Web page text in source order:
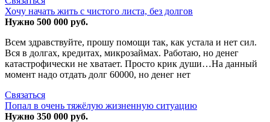
Хочу начать жить с чистого листа, без долгов
Нужно 500 000 руб.
Всем здравствуйте, прошу помощи так, как устала и нет сил.
Вся в долгах, кредитах, микрозаймах. Работаю, но денег
катастрофически не хватает. Просто крик души…На данный
момент надо отдать долг 60000, но денег нет
Связаться
Попал в очень тяжёлую жизненную ситуацию
Нужно 350 000 руб.